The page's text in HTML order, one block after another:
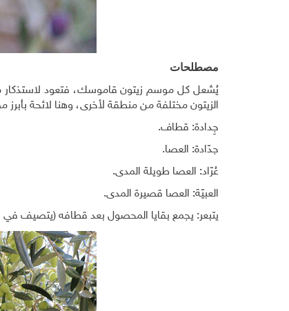
مصطلحات
يُشعل كل موسم زيتون قاموسك، فتعود لاستذكار
الزيتون مختلفة من منطقة لأخرى، وهنا لائحة
جِدادة: قطاف.
جدّادة: العصا.
عُرّاد: العصا طويلة المدى.
العبيّة: العصا قصيرة المدى.
يتبعر: يجمع بقايا المحصول بعد قطافه (يتصيف